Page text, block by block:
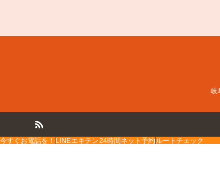
岐
今すぐお電話を！ LINEエキテン24時間ネット予約 ルートチェック